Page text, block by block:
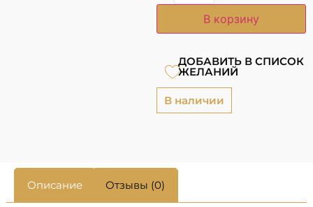
В корзину
ДОБАВИТЬ В СПИСОК
ЖЕЛАНИЙ
В наличии
Описание Отзывы (0)